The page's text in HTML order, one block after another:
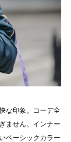
な印象。コーデ全
ません。インナー
ベーシックカラー